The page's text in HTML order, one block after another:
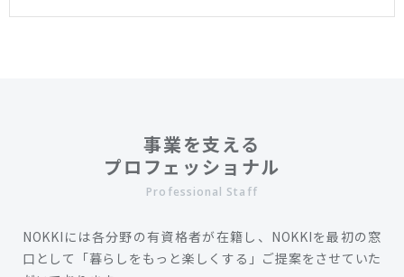
事業を支える
プロフェッショナル
Professional Staff
NOKKIには各分野の有資格者が在籍し、NOKKIを最初の窓
口として「暮らしをもっと楽しくする」ご提案をさせていた